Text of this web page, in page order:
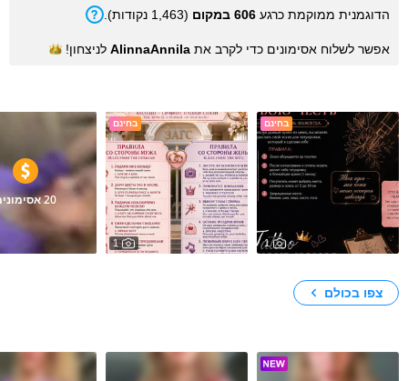
הדוגמנית ממוקמת כרגע 606 במקום (1,463 נקודות).
אפשר לשלוח אסימונים כדי לקרב את AlinnaAnnila לניצחון!
בחינם
1
בחינם
1
20 אסימונים
צפו בכולם